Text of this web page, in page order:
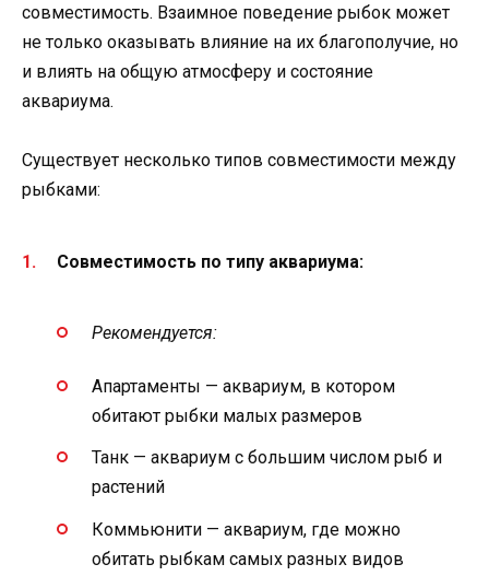
совместимость. Взаимное поведение рыбок может
не только оказывать влияние на их благополучие, но
и влиять на общую атмосферу и состояние
аквариума.
Существует несколько типов совместимости между
рыбками:
Совместимость по типу аквариума:
Рекомендуется:
Aпартаменты — аквариум, в котором
обитают рыбки малых размеров
Танк — аквариум с большим числом рыб и
растений
Коммьюнити — аквариум, где можно
обитать рыбкам самых разных видов